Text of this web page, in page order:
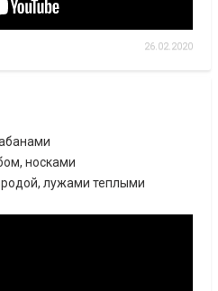
26.02.2020
носками
лужами теплыми